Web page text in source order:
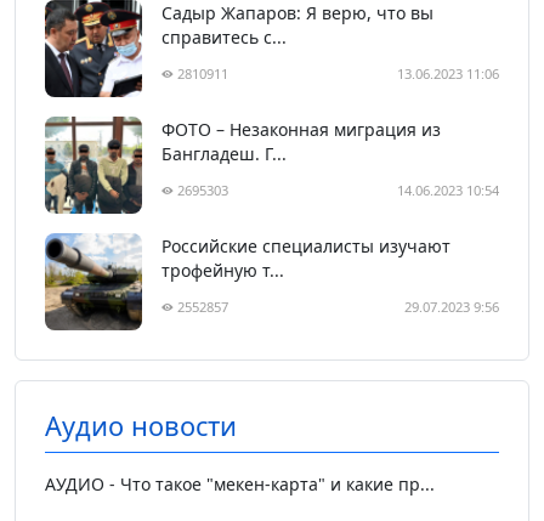
Садыр Жапаров: Я верю, что вы
справитесь с...
2810911 13.06.2023 11:06
ФОТО – Незаконная миграция из
Бангладеш. Г...
2695303 14.06.2023 10:54
Российские специалисты изучают
трофейную т...
2552857 29.07.2023 9:56
Аудио новости
АУДИО - Что такое "мекен-карта" и какие пр...